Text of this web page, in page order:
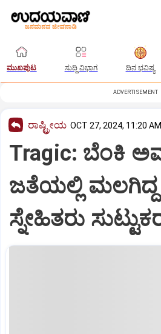
ಮುಖಪುಟ ಸುದ್ದಿ ವಿಭಾಗ ದಿನ ಭವಿಷ್ಯ
ADVERTISEMENT
ರಾಷ್ಟ್ರೀಯ OCT 27, 2024, 11:20
Tragic: ಬೆಂಕಿ
ಜತೆಯಲ್ಲಿ ಮಲಗಿದ್ದ
ಸ್ನೇಹಿತರು